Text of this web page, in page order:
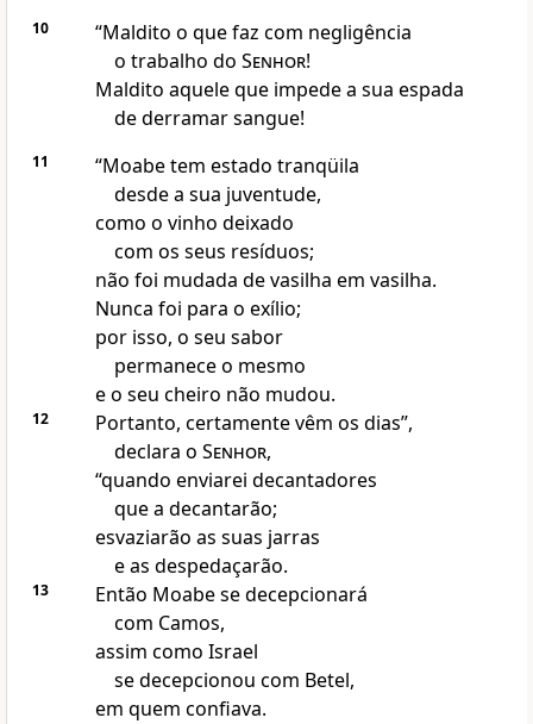
10
“Maldito o que faz com negligência
o trabalho do Senhor!
Maldito aquele que impede a sua espada
de derramar sangue!
11
“Moabe tem estado tranqüila
desde a sua juventude,
como o vinho deixado
com os seus resíduos;
não foi mudada de vasilha em vasilha.
Nunca foi para o exílio;
por isso, o seu sabor
permanece o mesmo
e o seu cheiro não mudou.
12
Portanto, certamente vêm os dias”,
declara o Senhor,
“quando enviarei decantadores
que a decantarão;
esvaziarão as suas jarras
e as despedaçarão.
13
Então Moabe se decepcionará
com Camos,
assim como Israel
se decepcionou com Betel,
em quem confiava.